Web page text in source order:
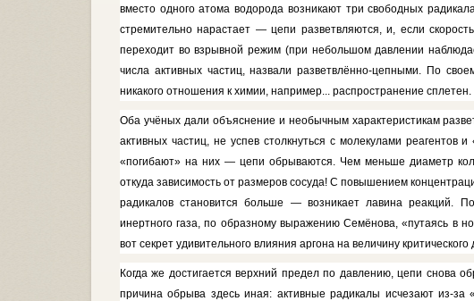
вместо одного атома водорода возни­кают три свободных
стремительно на­растает — цепи разветвляются, и, если
переходит во взрывной режим (при небольшом давлении
числа активных частиц, назвали разветвлённо-цепными. По
никакого отношения к химии, напри­мер... распространение сплетен.
Оба учёных дали объяснение и необычным характеристикам
актив­ных частиц, не успев столкнуться с молекулами реагентов
«погибают» на них — цепи обрываются. Чем меньше диа­метр
откуда зависимость от размеров сосуда! С повышением
радикалов стано­вится больше — возникает лавина реакций.
инертного газа, по образному выра­жению Семёнова, «путаясь в
вот секрет удиви­тельного влияния аргона на величи­ну критического
Когда же достигается верхний пре­дел по давлению, цепи снова
причина обры­ва здесь иная: активные радикалы ис­чезают из-